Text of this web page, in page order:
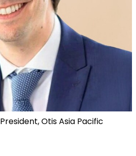
Otis Asia Pacific